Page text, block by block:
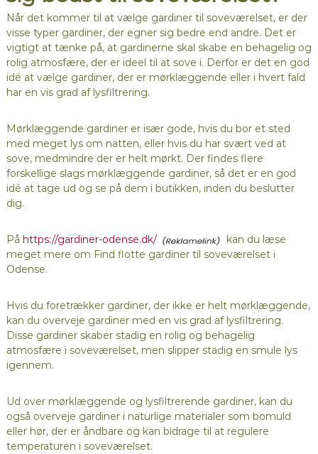
Når det kommer til at vælge gardiner til soveværelset, er der
visse typer gardiner, der egner sig bedre end andre. Det er
vigtigt at tænke på, at gardinerne skal skabe en behagelig og
rolig atmosfære, der er ideel til at sove i. Derfor er det en god
idé at vælge gardiner, der er mørklæggende eller i hvert fald
har en vis grad af lysfiltrering.
Mørklæggende gardiner er især gode, hvis du bor et sted
med meget lys om natten, eller hvis du har svært ved at
sove, medmindre der er helt mørkt. Der findes flere
forskellige slags mørklæggende gardiner, så det er en god
idé at tage ud og se på dem i butikken, inden du beslutter
dig.
På https://gardiner-odense.dk/
kan du læse
meget mere om Find flotte gardiner til soveværelset i
Odense.
Hvis du foretrækker gardiner, der ikke er helt mørklæggende,
kan du overveje gardiner med en vis grad af lysfiltrering.
Disse gardiner skaber stadig en rolig og behagelig
atmosfære i soveværelset, men slipper stadig en smule lys
igennem.
Ud over mørklæggende og lysfiltrerende gardiner, kan du
også overveje gardiner i naturlige materialer som bomuld
eller hør, der er åndbare og kan bidrage til at regulere
temperaturen i soveværelset.